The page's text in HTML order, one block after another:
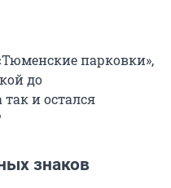
парковки»,
до
и остался
знаков